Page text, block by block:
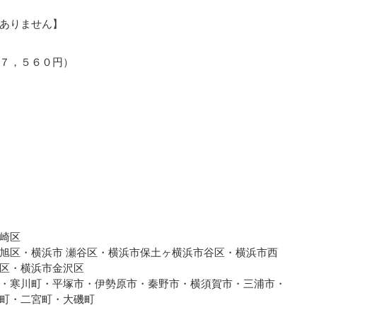
ません】
，５６０円）
区
区・横浜市 瀬谷区・横浜市保土ヶ横浜市谷区・横浜市西
・横浜市金沢区
川町・平塚市・伊勢原市・秦野市・横須賀市・三浦市・
・二宮町・大磯町